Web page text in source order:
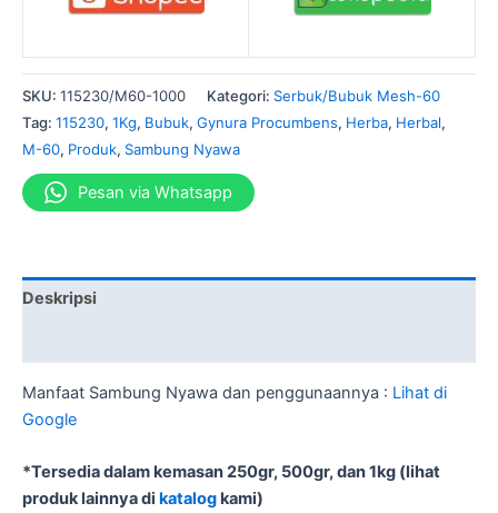
SKU: 115230/M60-1000 Kategori: Serbuk/Bubuk Mesh-60
Tag: 115230, 1Kg, Bubuk, Gynura Procumbens, Herba, Herbal,
M-60, Produk, Sambung Nyawa
Pesan via Whatsapp
Deskripsi
Manfaat Sambung Nyawa dan penggunaannya : Lihat di
Google
*Tersedia dalam kemasan 250gr, 500gr, dan 1kg (lihat
produk lainnya di katalogkami)